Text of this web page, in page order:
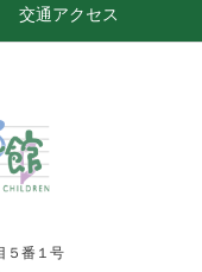
交通アクセス
５番１号